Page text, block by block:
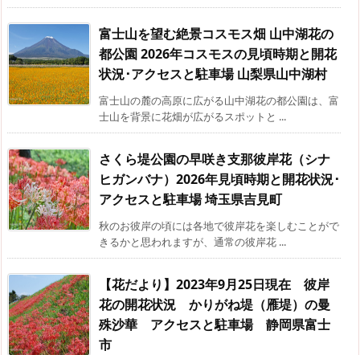
富士山を望む絶景コスモス畑 山中湖花の
都公園 2026年コスモスの見頃時期と開花
状況･アクセスと駐車場 山梨県山中湖村
富士山の麓の高原に広がる山中湖花の都公園は、富
士山を背景に花畑が広がるスポットと ...
さくら堤公園の早咲き支那彼岸花（シナ
ヒガンバナ）2026年見頃時期と開花状況･
アクセスと駐車場 埼玉県吉見町
秋のお彼岸の頃には各地で彼岸花を楽しむことがで
きるかと思われますが、通常の彼岸花 ...
【花だより】2023年9月25日現在 彼岸
花の開花状況 かりがね堤（雁堤）の曼
殊沙華 アクセスと駐車場 静岡県富士
市